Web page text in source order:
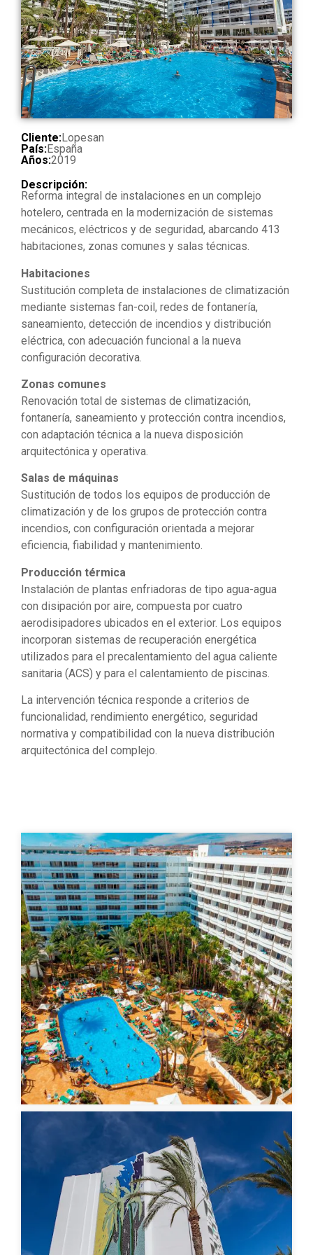
Cliente:Lopesan
País:España
Años:2019
Descripción:
Reforma integral de instalaciones en un complejo
hotelero, centrada en la modernización de sistemas
mecánicos, eléctricos y de seguridad, abarcando 413
habitaciones, zonas comunes y salas técnicas.
Habitaciones
Sustitución completa de instalaciones de climatización
mediante sistemas fan-coil, redes de fontanería,
saneamiento, detección de incendios y distribución
eléctrica, con adecuación funcional a la nueva
configuración decorativa.
Zonas comunes
Renovación total de sistemas de climatización,
fontanería, saneamiento y protección contra incendios,
con adaptación técnica a la nueva disposición
arquitectónica y operativa.
Salas de máquinas
Sustitución de todos los equipos de producción de
climatización y de los grupos de protección contra
incendios, con configuración orientada a mejorar
eficiencia, fiabilidad y mantenimiento.
Producción térmica
Instalación de plantas enfriadoras de tipo agua-agua
con disipación por aire, compuesta por cuatro
aerodisipadores ubicados en el exterior. Los equipos
incorporan sistemas de recuperación energética
utilizados para el precalentamiento del agua caliente
sanitaria (ACS) y para el calentamiento de piscinas.
La intervención técnica responde a criterios de
funcionalidad, rendimiento energético, seguridad
normativa y compatibilidad con la nueva distribución
arquitectónica del complejo.